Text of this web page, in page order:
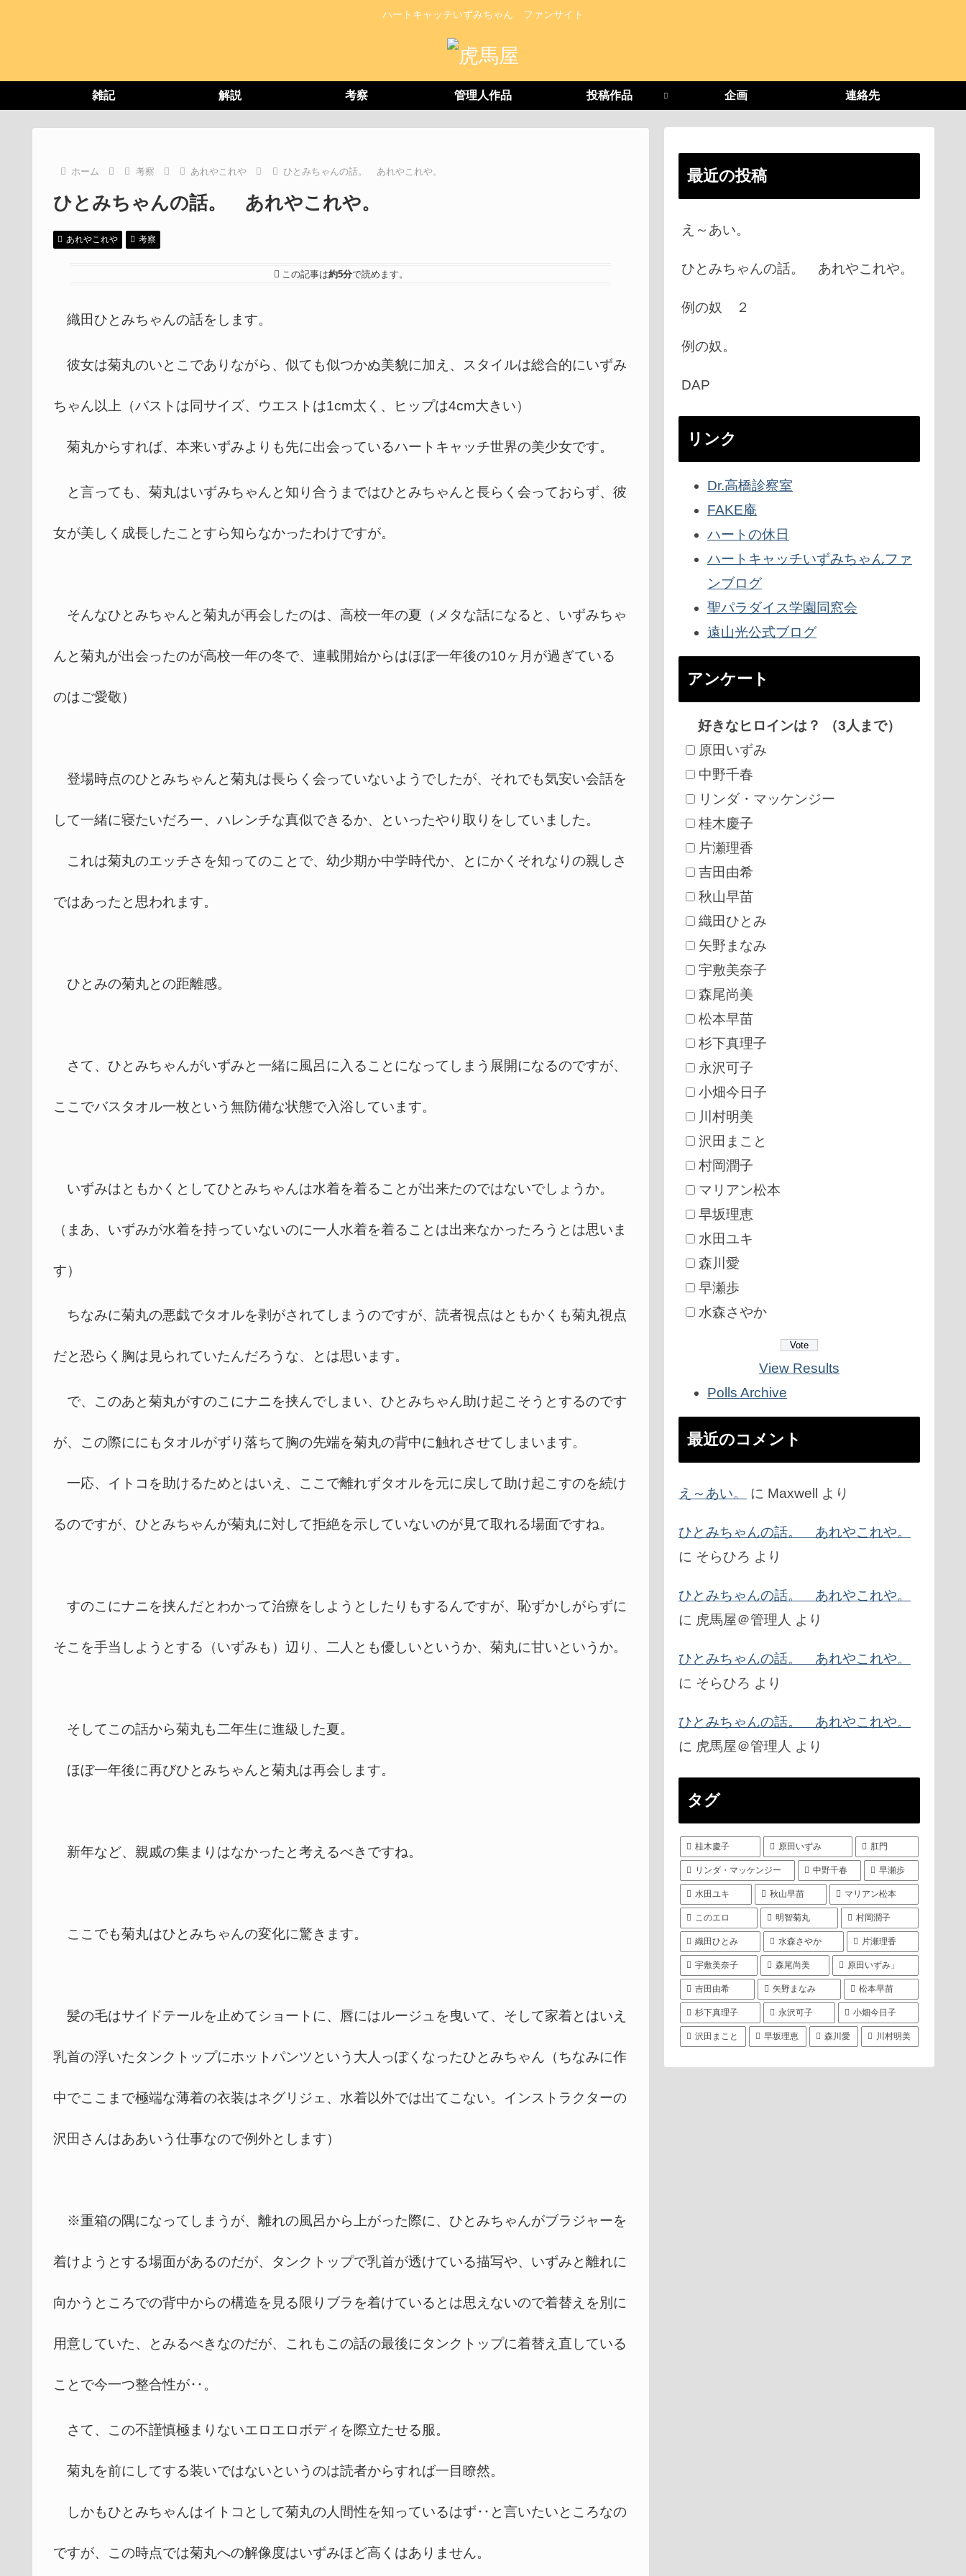
ハートキャッチいずみちゃん ファンサイト
雑記 解説 考察 管理人作品 投稿作品 企画 連絡先
ホーム 考察 あれやこれや ひとみちゃんの話。 あれやこれや。
ひとみちゃんの話。 あれやこれや。
あれやこれや 考察
この記事は約5分で読めます。
織田ひとみちゃんの話をします。
彼女は菊丸のいとこでありながら、似ても似つかぬ美貌に加え、スタイルは総合的にいずみ
ちゃん以上（バストは同サイズ、ウエストは1cm太く、ヒップは4cm大きい）
菊丸からすれば、本来いずみよりも先に出会っているハートキャッチ世界の美少女です。
と言っても、菊丸はいずみちゃんと知り合うまではひとみちゃんと長らく会っておらず、彼
女が美しく成長したことすら知らなかったわけですが。
そんなひとみちゃんと菊丸が再会したのは、高校一年の夏（メタな話になると、いずみちゃ
んと菊丸が出会ったのが高校一年の冬で、連載開始からはほぼ一年後の10ヶ月が過ぎている
のはご愛敬）
登場時点のひとみちゃんと菊丸は長らく会っていないようでしたが、それでも気安い会話を
して一緒に寝たいだろー、ハレンチな真似できるか、といったやり取りをしていました。
これは菊丸のエッチさを知ってのことで、幼少期か中学時代か、とにかくそれなりの親しさ
ではあったと思われます。
ひとみの菊丸との距離感。
さて、ひとみちゃんがいずみと一緒に風呂に入ることになってしまう展開になるのですが、
ここでバスタオル一枚という無防備な状態で入浴しています。
いずみはともかくとしてひとみちゃんは水着を着ることが出来たのではないでしょうか。
（まあ、いずみが水着を持っていないのに一人水着を着ることは出来なかったろうとは思いま
す）
ちなみに菊丸の悪戯でタオルを剥がされてしまうのですが、読者視点はともかくも菊丸視点
だと恐らく胸は見られていたんだろうな、とは思います。
で、このあと菊丸がすのこにナニを挟んでしまい、ひとみちゃん助け起こそうとするのです
が、この際ににもタオルがずり落ちて胸の先端を菊丸の背中に触れさせてしまいます。
一応、イトコを助けるためとはいえ、ここで離れずタオルを元に戻して助け起こすのを続け
るのですが、ひとみちゃんが菊丸に対して拒絶を示していないのが見て取れる場面ですね。
すのこにナニを挟んだとわかって治療をしようとしたりもするんですが、恥ずかしがらずに
そこを手当しようとする（いずみも）辺り、二人とも優しいというか、菊丸に甘いというか。
そしてこの話から菊丸も二年生に進級した夏。
ほぼ一年後に再びひとみちゃんと菊丸は再会します。
新年など、親戚の集まりはなかったと考えるべきですね。
ここでも菊丸はひとみちゃんの変化に驚きます。
髪の毛はサイドテールを止めてショートに、唇にはルージュを曳いて、そして家着とはいえ
乳首の浮いたタンクトップにホットパンツという大人っぽくなったひとみちゃん（ちなみに作
中でここまで極端な薄着の衣装はネグリジェ、水着以外では出てこない。インストラクターの
沢田さんはああいう仕事なので例外とします）
※重箱の隅になってしまうが、離れの風呂から上がった際に、ひとみちゃんがブラジャーを
着けようとする場面があるのだが、タンクトップで乳首が透けている描写や、いずみと離れに
向かうところでの背中からの構造を見る限りブラを着けているとは思えないので着替えを別に
用意していた、とみるべきなのだが、これもこの話の最後にタンクトップに着替え直している
ことで今一つ整合性が‥。
さて、この不謹慎極まりないエロエロボディを際立たせる服。
菊丸を前にしてする装いではないというのは読者からすれば一目瞭然。
しかもひとみちゃんはイトコとして菊丸の人間性を知っているはず‥と言いたいところなの
ですが、この時点では菊丸への解像度はいずみほど高くはありません。
最近の投稿
え～あい。
ひとみちゃんの話。 あれやこれや。
例の奴 ２
例の奴。
DAP
リンク
Dr.高橋診察室
FAKE庵
ハートの休日
ハートキャッチいずみちゃんファ
ンブログ
聖パラダイス学園同窓会
遠山光公式ブログ
アンケート
好きなヒロインは？ （3人まで）
原田いずみ
中野千春
リンダ・マッケンジー
桂木慶子
片瀬理香
吉田由希
秋山早苗
織田ひとみ
矢野まなみ
宇敷美奈子
森尾尚美
松本早苗
杉下真理子
永沢可子
小畑今日子
川村明美
沢田まこと
村岡潤子
マリアン松本
早坂理恵
水田ユキ
森川愛
早瀬歩
水森さやか
View Results
Polls Archive
最近のコメント
え～あい。 に Maxwell より
ひとみちゃんの話。 あれやこれや。
に そらひろ より
ひとみちゃんの話。 あれやこれや。
に 虎馬屋＠管理人 より
ひとみちゃんの話。 あれやこれや。
に そらひろ より
ひとみちゃんの話。 あれやこれや。
に 虎馬屋＠管理人 より
タグ
桂木慶子 原田いずみ 肛門
リンダ・マッケンジー 中野千春 早瀬歩
水田ユキ 秋山早苗 マリアン松本
このエロ 明智菊丸 村岡潤子
織田ひとみ 水森さやか 片瀬理香
宇敷美奈子 森尾尚美 原田いずみ」
吉田由希 矢野まなみ 松本早苗
杉下真理子 永沢可子 小畑今日子
沢田まこと 早坂理恵 森川愛 川村明美